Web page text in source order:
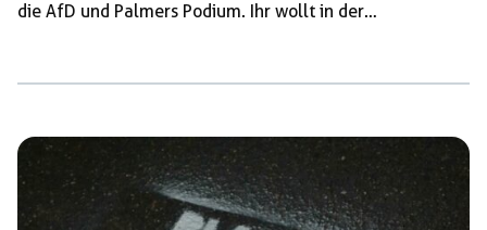
die AfD und Palmers Podium. Ihr wollt in der
Kundgebung des Bündnis Gemeinsam & […]